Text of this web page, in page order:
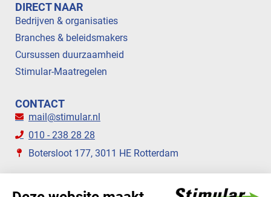
DIRECT NAAR
Bedrijven & organisaties
Branches & beleidsmakers
Cursussen duurzaamheid
Stimular-Maatregelen
CONTACT
mail@stimular.nl
010 - 238 28 28
Botersloot 177, 3011 HE Rotterdam